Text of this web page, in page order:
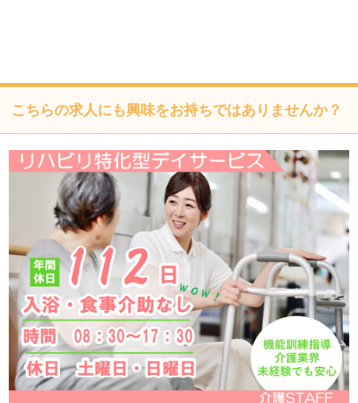
個人情報の取扱いについて
株式会社フォーテック（以下「当社」といいます）は、当プ
ライバシーポリシーを掲示し、当プライバシーポリシーに準
拠して提供されるサービス（以下「本サービス」といいま
す）の利用企業・団体等（以下「利用企業等」といいます）
および本サービスをご利用になる方（以下「ユーザー」とい
います）のプライバシーを尊重し、ユーザーの個人情報の管
理に細心の注意を払い、これを取扱うものとします。
個人情報の利用目的
こちらの求人にも興味をお持ちではありませんか？